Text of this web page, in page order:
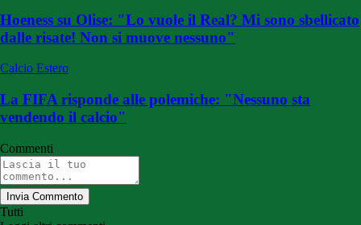
Hoeness su Olise: "Lo vuole il Real? Mi sono sbellicato
dalle risate! Non si muove nessuno"
Calcio Estero
La FIFA risponde alle polemiche: "Nessuno sta
vendendo il calcio"
Commenti
Invia Commento
Tutti